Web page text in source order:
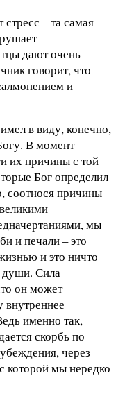
– та самая
дают очень
говорит, что
и
в виду, конечно,
В момент
их причины с той
Бог определил
соотнося причины
мы
и печали – это
и это ничто
Сила
он может
внутреннее
именно так,
скорбь по
через
которой мы нередко